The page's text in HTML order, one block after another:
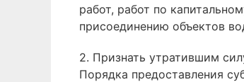
работ, работ по
присоединению объектов
2. Признать утратившим
Порядка предоставления